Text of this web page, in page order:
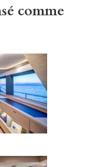
comme